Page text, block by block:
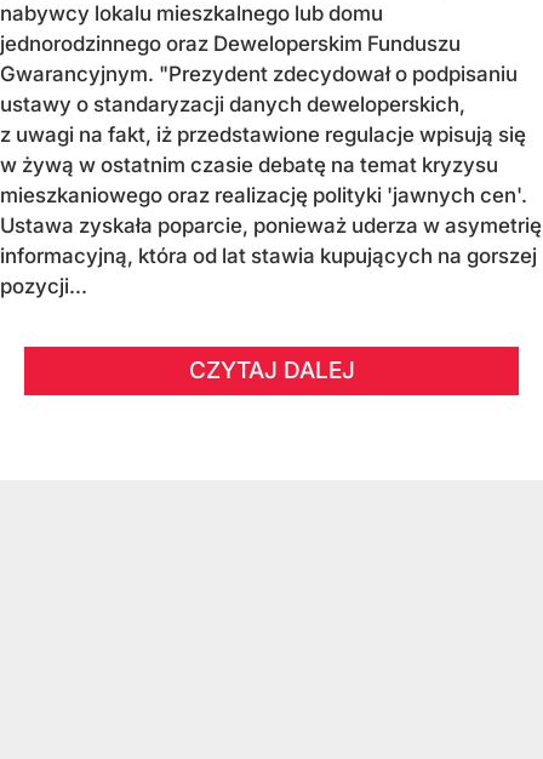
nabywcy lokalu mieszkalnego lub domu
jednorodzinnego oraz Deweloperskim Funduszu
Gwarancyjnym. "Prezydent zdecydował o podpisaniu
ustawy o standaryzacji danych deweloperskich,
z uwagi na fakt, iż przedstawione regulacje wpisują się
w żywą w ostatnim czasie debatę na temat kryzysu
mieszkaniowego oraz realizację polityki 'jawnych cen'.
Ustawa zyskała poparcie, ponieważ uderza w asymetrię
informacyjną, która od lat stawia kupujących na gorszej
pozycji...
CZYTAJ DALEJ